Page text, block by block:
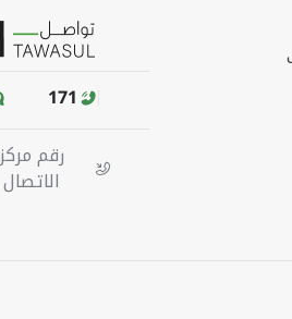
171
رقم مركز
الاتصال